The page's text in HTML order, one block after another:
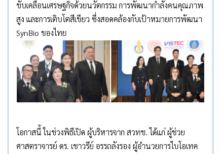
ขับเคลื่อนเศรษฐกิจด้วยนวัตกรรม การพัฒนากำลังคนคุณภาพ
สูง และการเติบโตสีเขียว ซึ่งสอดคล้องกับเป้าหมายการพัฒนา
SynBio ของไทย
โอกาสนี้ ในช่วงพิธีเปิด ผู้บริหารจาก สวทช. ได้แก่ ผู้ช่วย
ศาสตราจารย์ ดร. เชาวรีย์ อรรถลังรอง ผู้อำนวยการไบโอเทค